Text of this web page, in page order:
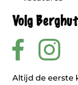
Volg Berghut
Altijd de eerste